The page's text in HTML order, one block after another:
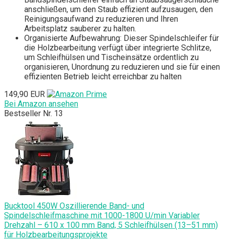
anschließen, um den Staub effizient aufzusaugen, den
Reinigungsaufwand zu reduzieren und Ihren
Arbeitsplatz sauberer zu halten.
Organisierte Aufbewahrung: Dieser Spindelschleifer für
die Holzbearbeitung verfügt über integrierte Schlitze,
um Schleifhülsen und Tischeinsätze ordentlich zu
organisieren, Unordnung zu reduzieren und sie für einen
effizienten Betrieb leicht erreichbar zu halten
149,90 EUR
Bei Amazon ansehen
Bestseller Nr. 13
Bucktool 450W Oszillierende Band- und
Spindelschleifmaschine mit 1000-1800 U/min Variabler
Drehzahl – 610 x 100 mm Band, 5 Schleifhülsen (13–51 mm)
für Holzbearbeitungsprojekte